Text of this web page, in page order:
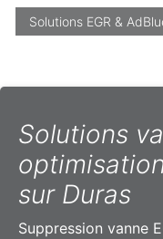
Solutions EGR &
Solutions
sur Duras
Suppression vanne